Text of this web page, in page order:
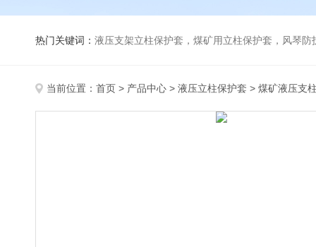
热门关键词： 液压支架立柱保护套，煤矿用立柱保护套，风琴
当前位置： 首页 > 产品中心 > 液压立柱保护套 > 煤矿液压支